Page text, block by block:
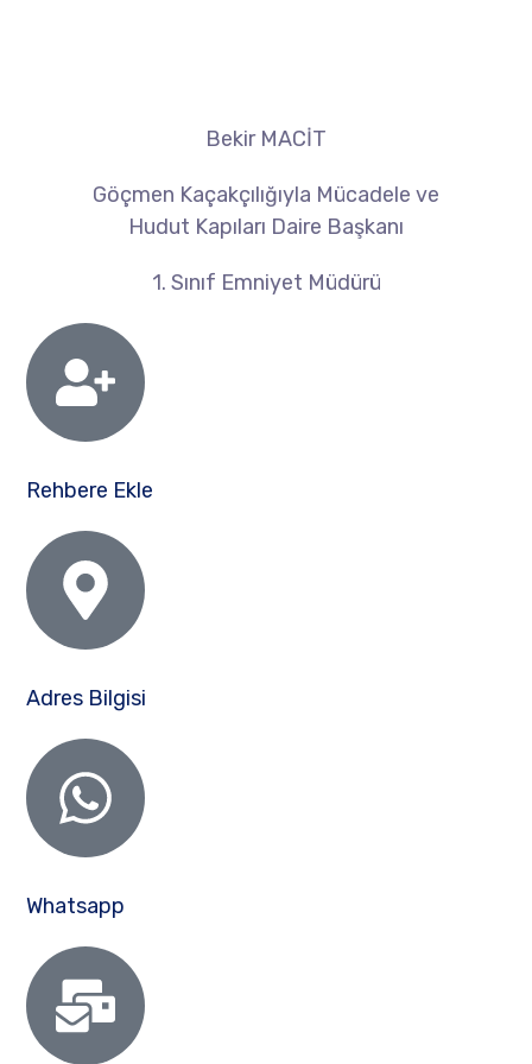
Bekir MACİT
Göçmen Kaçakçılığıyla Mücadele ve
Hudut Kapıları Daire Başkanı
1. Sınıf Emniyet Müdürü
Rehbere Ekle
Adres Bilgisi
Whatsapp